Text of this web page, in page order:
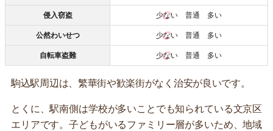
侵入窃盗 少ない 普通 多い
公然わいせつ 少ない 普通 多い
自転車盗難 少ない 普通 多い
駒込駅周辺は、繁華街や歓楽街がなく治安が良いです。
とくに、駅南側は学校が多いことでも知られている文京区
エリアです。子どもがいるファミリー層が多いため、地域